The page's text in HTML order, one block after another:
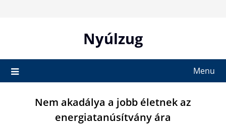
Nyúlzug
Menu
Nem akadálya a jobb életnek az
energiatanúsítvány ára